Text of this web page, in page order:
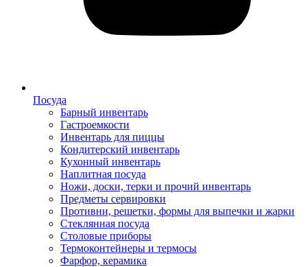
Посуда
Барный инвентарь
Гастроемкости
Инвентарь для пиццы
Кондитерский инвентарь
Кухонный инвентарь
Наплитная посуда
Ножи, доски, терки и прочий инвентарь
Предметы сервировки
Противни, решетки, формы для выпечки и жарки
Стеклянная посуда
Столовые приборы
Термоконтейнеры и термосы
Фарфор, керамика